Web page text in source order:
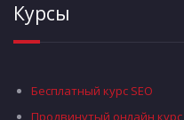
Курсы
Бесплатный курс SEO
Продвинутый онлайн курс